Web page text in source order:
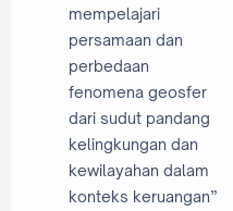
mempelajari
persamaan dan
perbedaan
fenomena geosfer
dari sudut pandang
kelingkungan dan
kewilayahan dalam
konteks keruangan”